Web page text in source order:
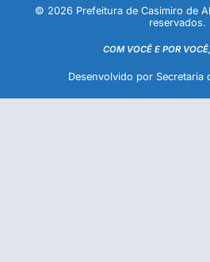
© 2026 Prefeitura de Casimiro de
reservados.
COM VOCÊ E POR
Desenvolvido por Secretaria